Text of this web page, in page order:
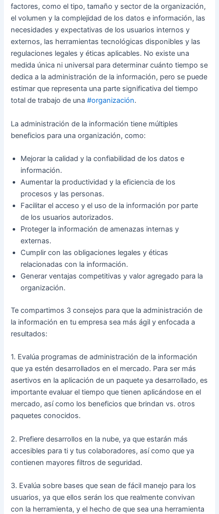
factores, como el tipo, tamaño y sector de la organización,
el volumen y la complejidad de los datos e información, las
necesidades y expectativas de los usuarios internos y
externos, las herramientas tecnológicas disponibles y las
regulaciones legales y éticas aplicables. No existe una
medida única ni universal para determinar cuánto tiempo se
dedica a la administración de la información, pero se puede
estimar que representa una parte significativa del tiempo
total de trabajo de una#organización.
La administración de la información tiene múltiples
beneficios para una organización, como:
Mejorar la calidad y la confiabilidad de los datos e
información.
Aumentar la productividad y la eficiencia de los
procesos y las personas.
Facilitar el acceso y el uso de la información por parte
de los usuarios autorizados.
Proteger la información de amenazas internas y
externas.
Cumplir con las obligaciones legales y éticas
relacionadas con la información.
Generar ventajas competitivas y valor agregado para la
organización.
Te compartimos 3 consejos para que la administración de
la información en tu empresa sea más ágil y enfocada a
resultados:
1. Evalúa programas de administración de la información
que ya estén desarrollados en el mercado. Para ser más
asertivos en la aplicación de un paquete ya desarrollado, es
importante evaluar el tiempo que tienen aplicándose en el
mercado, así como los beneficios que brindan vs. otros
paquetes conocidos.
2. Prefiere desarrollos en la nube, ya que estarán más
accesibles para ti y tus colaboradores, así como que ya
contienen mayores filtros de seguridad.
3. Evalúa sobre bases que sean de fácil manejo para los
usuarios, ya que ellos serán los que realmente convivan
con la herramienta, y el hecho de que sea una herramienta